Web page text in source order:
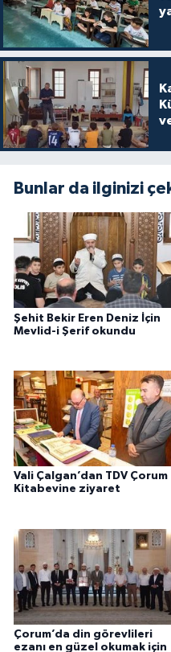
Bunlar da ilginizi
Şehit Bekir Eren Deniz İçin
Mevlid-i Şerif okundu
Vali Çalgan’dan TDV Çorum
Kitabevine ziyaret
Çorum’da din görevlileri
ezanı en güzel okumak için
Edirne Müftülüğü
Elazığ Müftülüğü
Erzincan Müftülüğü
Erzurum Müftülüğü
Eskişehir Müftülüğü
Gaziantep
Giresun Müftülüğü
Gümüşhane
Hatay Müftülüğü
Iğdır Müftülüğü
Isparta Müftülüğü
İzmir Müftülüğü
Kahramanmaraş
Karabük Müftülüğü